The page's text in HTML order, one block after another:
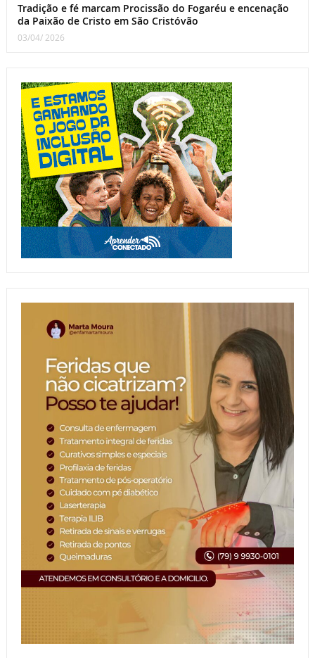
Tradição e fé marcam Procissão do Fogaréu e encenação
da Paixão de Cristo em São Cristóvão
03/04/ 2026